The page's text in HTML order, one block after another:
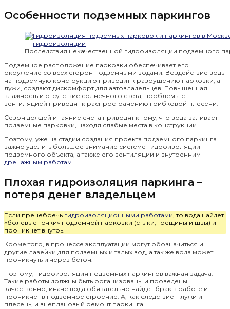
Особенности подземных паркингов
Последствия некачественной гидроизоляции подземного
Подземное расположение парковки обеспечивает его
окружение со всех сторон подземными водами. Воздействие воды
на подземную конструкцию приводит к разрушению парковки, а
лужи, создают дискомфорт для автовладельцев. Повышенная
влажность и отсутствие солнечного света, проблемы с
вентиляцией приводят к распространению грибковой плесени.
Сезон дождей и таяние снега приводят к тому, что вода заливает
подземные парковки, находя слабые места в конструкции.
Поэтому, уже на стадии создания проекта подземного паркинга
важно уделить большое внимание системе гидроизоляции
подземного объекта, а также его вентиляции и внутренним
дренажным работам.
Плохая гидроизоляция паркинга –
потеря денег владельцем
Если пренебречь гидроизоляционными работами, то вода найдет
«болевые точки» подземной парковки (стыки, трещины и швы) и
проникнет внутрь.
Кроме того, в процессе эксплуатации могут обозначиться и
другие лазейки для подземных и талых вод, а так же вода может
проникнуть и через бетон.
Поэтому, гидроизоляция подземных паркингов важная задача.
Такие работы должны быть организованы и проведены
качественно, иначе вода обязательно найдет брак в работе и
проникнет в подземное строение. А, как следствие – лужи и
плесень, и внеплановый ремонт паркинга.